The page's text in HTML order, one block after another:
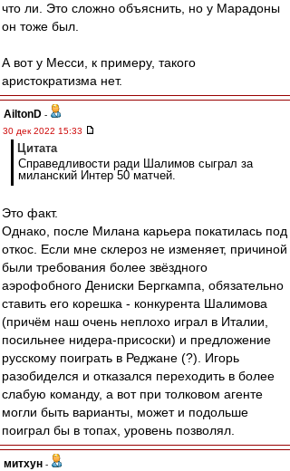
что ли. Это сложно объяснить, но у Марадоны
он тоже был.
А вот у Месси, к примеру, такого
аристократизма нет.
AiltonD -
30 дек 2022 15:33
Цитата
Справедливости ради Шалимов сыграл за
миланский Интер 50 матчей.
Это факт.
Однако, после Милана карьера покатилась под
откос. Если мне склероз не изменяет, причиной
были требования более звёздного
аэрофобного Дениски Бергкампа, обязательно
ставить его корешка - конкурента Шалимова
(причём наш очень неплохо играл в Италии,
посильнее нидера-присоски) и предложение
русскому поиграть в Реджане (?). Игорь
разобиделся и отказался переходить в более
слабую команду, а вот при толковом агенте
могли быть варианты, может и подольше
поиграл бы в топах, уровень позволял.
митхун -